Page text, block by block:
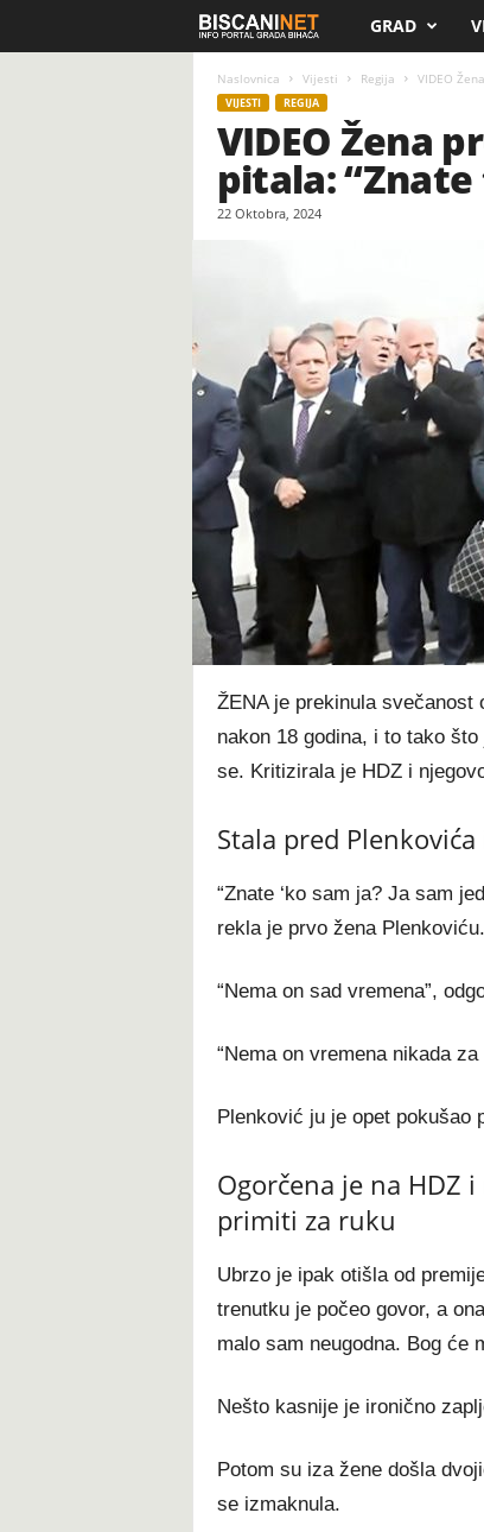
i
s
c
i
.
GRAD
Naslovnica Vijesti Regija VIDEO
VIJESTI REGIJA
VIDEO Žena
pitala: “Znate
22 Oktobra, 2024
ŽENA je prekinula svečanost
nakon 18 godina, i to tako
se. Kritizirala je HDZ i
Stala pred
“Znate ‘ko sam ja? Ja sam
rekla je prvo žena Plenkoviću.
“Nema on sad vremena”,
“Nema on vremena nikada
Plenković ju je opet pokušao
Ogorčena je na HDZ
primiti za ruku
Ubrzo je ipak otišla od
trenutku je počeo govor, a
malo sam neugodna. Bog će
Nešto kasnije je ironično
Potom su iza žene došla
se izmaknula.